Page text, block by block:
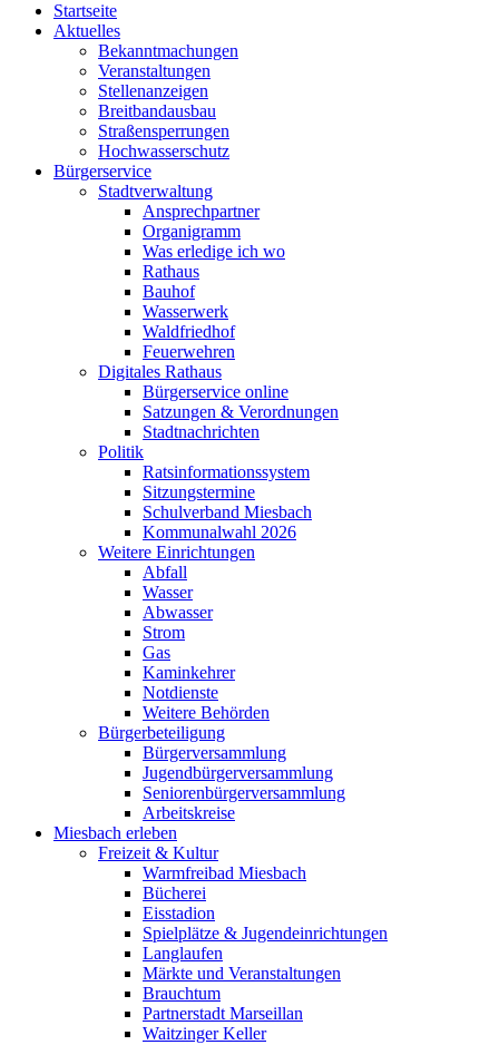
Startseite
Aktuelles
Bekanntmachungen
Veranstaltungen
Stellenanzeigen
Breitbandausbau
Straßensperrungen
Hochwasserschutz
Bürgerservice
Stadtverwaltung
Ansprechpartner
Organigramm
Was erledige ich wo
Rathaus
Bauhof
Wasserwerk
Waldfriedhof
Feuerwehren
Digitales Rathaus
Bürgerservice online
Satzungen & Verordnungen
Stadtnachrichten
Politik
Ratsinformationssystem
Sitzungstermine
Schulverband Miesbach
Kommunalwahl 2026
Weitere Einrichtungen
Abfall
Wasser
Abwasser
Strom
Gas
Kaminkehrer
Notdienste
Weitere Behörden
Bürgerbeteiligung
Bürgerversammlung
Jugendbürgerversammlung
Seniorenbürgerversammlung
Arbeitskreise
Miesbach erleben
Freizeit & Kultur
Warmfreibad Miesbach
Bücherei
Eisstadion
Spielplätze & Jugendeinrichtungen
Langlaufen
Märkte und Veranstaltungen
Brauchtum
Partnerstadt Marseillan
Waitzinger Keller